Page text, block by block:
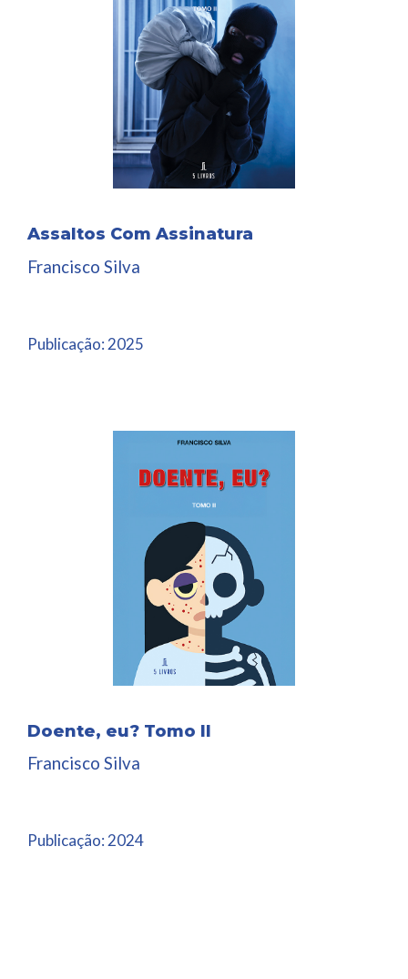
Assaltos Com Assinatura
Francisco Silva
Publicação: 2025
Doente, eu? Tomo II
Francisco Silva
Publicação: 2024